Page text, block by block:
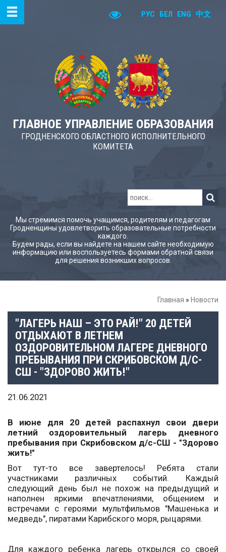
РУС БЕЛ ENG 中文
ГЛАВНОЕ УПРАВЛЕНИЕ ОБРАЗОВАНИЯ
ГРОДНЕНСКОГО ОБЛАСТНОГО ИСПОЛНИТЕЛЬНОГО
КОМИТЕТА
Мы стремимся помочь учащимся, родителям и педагогам
Гродненщины удовлетворить образовательные потребности
каждого.
Будем рады, если вы найдете на нашем сайте необходимую
информацию или воспользуетесь формами обратной связи
для решения возникших вопросов.
Главная » Новости
"ЛАГЕРЬ НАШ – ЭТО РАЙ!" 20 ДЕТЕЙ
ОТДЫХАЮТ В ЛЕТНЕМ
ОЗДОРОВИТЕЛЬНОМ ЛАГЕРЕ ДНЕВНОГО
ПРЕБЫВАНИЯ ПРИ СКРИБОВСКОМ Д/С-
СШ - "ЗДОРОВО ЖИТЬ!"
21.06.2021
В июне для 20 детей распахнул свои двери
летний оздоровительный лагерь дневного
пребывания при Скрибовском д/с-СШ - "Здорово
жить!"
Вот тут-то все завертелось! Ребята стали
участниками различных событий. Каждый
следующий день был не похож на предыдущий и
наполнен яркими впечатлениями, общением и
встречами с героями мультфильмов "Машенька и
медведь", пиратами Карибского моря, рыцарями.
Для каждого ребенка лагерь открылся со своей